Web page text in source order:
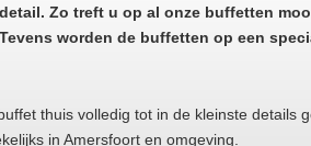
Zo treft u op al onze buffetten
worden de buffetten op een
thuis volledig tot in de kleinste details
in Amersfoort en omgeving.